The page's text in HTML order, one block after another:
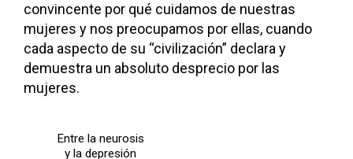
convincente por qué cuidamos de nuestras
mujeres y nos preocupamos por ellas, cuando
cada aspecto de su “civilización” declara y
demuestra un absoluto desprecio por las
mujeres.
Entre la neurosis
y la depresión